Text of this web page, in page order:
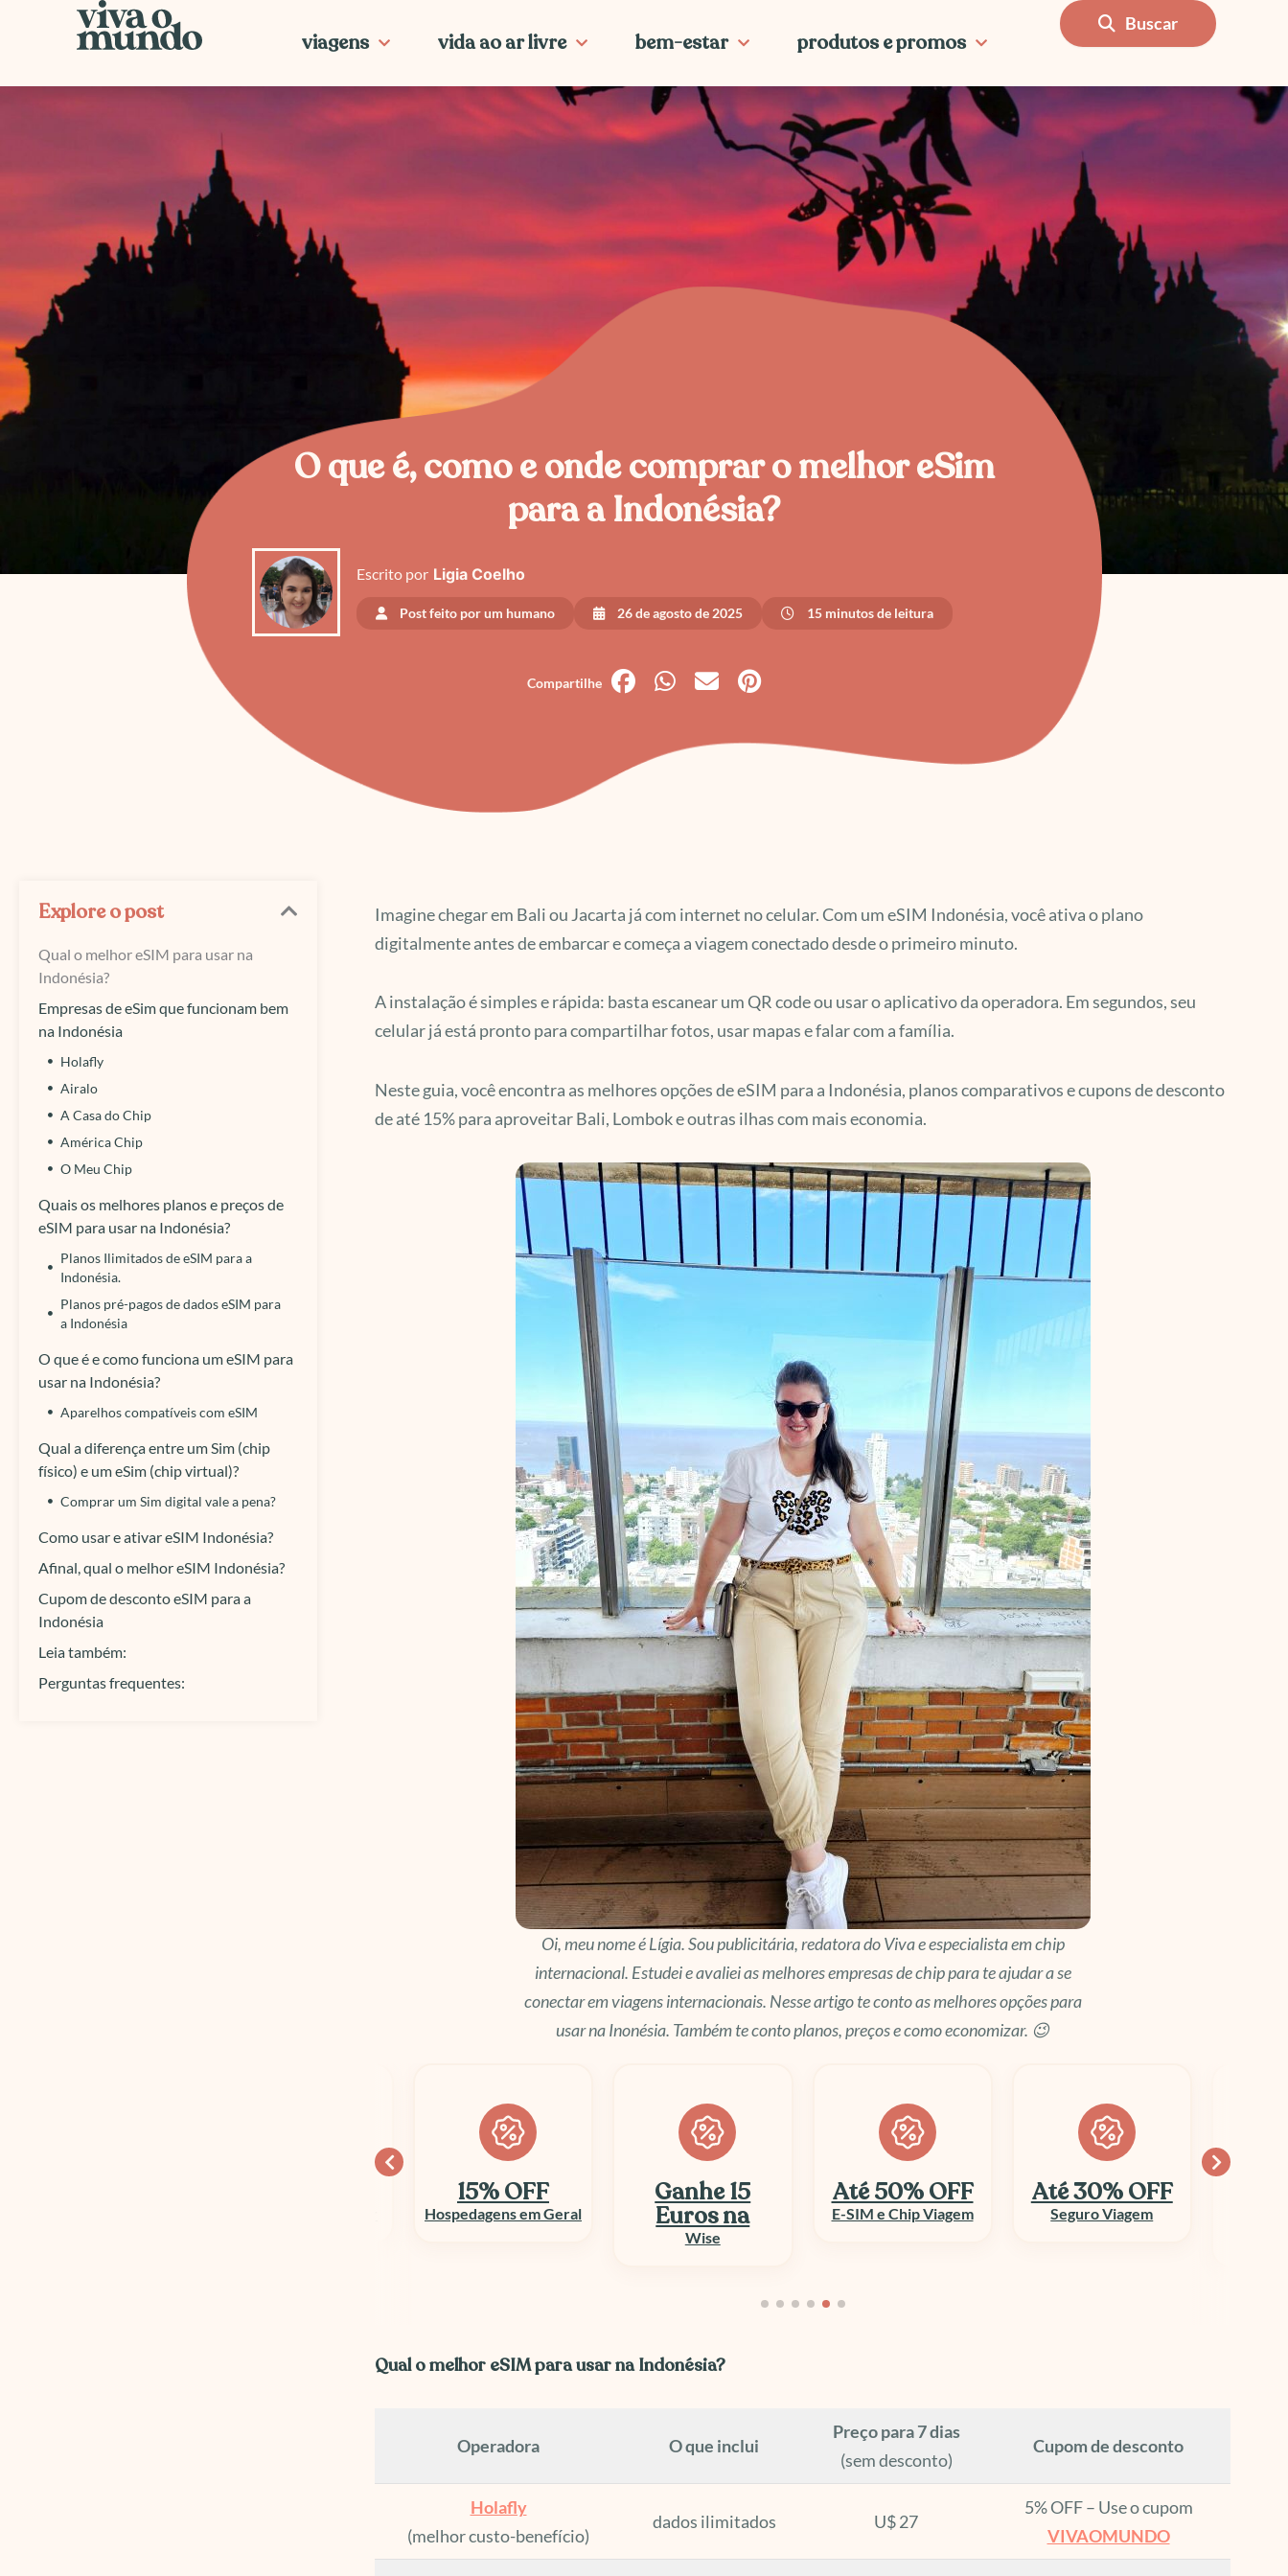
conteúdo
viagens vida ao ar livre bem-estar produtos e promos
Buscar
O que é, como e onde comprar o melhor eSim
para a Indonésia?
Escrito por Ligia Coelho
Post feito por um humano 26 de agosto de 2025 15 minutos de leitura
Explore o post
Qual o melhor eSIM para usar na
Indonésia?
Empresas de eSim que funcionam bem
na Indonésia
Holafly
Airalo
A Casa do Chip
América Chip
O Meu Chip
Quais os melhores planos e preços de
eSIM para usar na Indonésia?
Planos Ilimitados de eSIM para a
Indonésia.
Planos pré-pagos de dados eSIM para
a Indonésia
O que é e como funciona um eSIM para
usar na Indonésia?
Aparelhos compatíveis com eSIM
Qual a diferença entre um Sim (chip
físico) e um eSim (chip virtual)?
Comprar um Sim digital vale a pena?
Como usar e ativar eSIM Indonésia?
Afinal, qual o melhor eSIM Indonésia?
Cupom de desconto eSIM para a
Indonésia
Leia também:
Perguntas frequentes:
Imagine chegar em Bali ou Jacarta já com internet no celular. Com um eSIM Indonésia, você ativa o plano
digitalmente antes de embarcar e começa a viagem conectado desde o primeiro minuto.
A instalação é simples e rápida: basta escanear um QR code ou usar o aplicativo da operadora. Em segundos, seu
celular já está pronto para compartilhar fotos, usar mapas e falar com a família.
Neste guia, você encontra as melhores opções de eSIM para a Indonésia, planos comparativos e cupons de desconto
de até 15% para aproveitar Bali, Lombok e outras ilhas com mais economia.
Oi, meu nome é Lígia. Sou publicitária, redatora do Viva e especialista em chip
internacional. Estudei e avaliei as melhores empresas de chip para te ajudar a se
conectar em viagens internacionais. Nesse artigo te conto as melhores opções para
usar na Inonésia. Também te conto planos, preços e como economizar. 😉
Ganhe 15
Euros na
Até 50% OFF
E-SIM e Chip Viagem
Até 30% OFF
Seguro Viagem
Economize
até 70%
Qual o melhor eSIM para usar na Indonésia?
Operadora O que inclui
Preço para 7 dias
(sem desconto)
Cupom de desconto
Holafly
(melhor custo-benefício)
dados ilimitados U$ 27
5% OFF – Use o cupom
VIVAOMUNDO